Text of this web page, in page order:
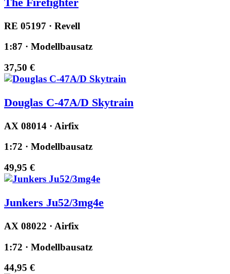
RE 05197 · Revell
1:87 · Modellbausatz
37,50 €
Douglas C-47A/D Skytrain
AX 08014 · Airfix
1:72 · Modellbausatz
49,95 €
Junkers Ju52/3mg4e
AX 08022 · Airfix
1:72 · Modellbausatz
44,95 €